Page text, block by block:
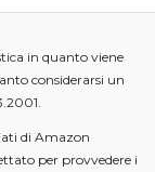
in quanto viene
considerarsi un
di Amazon
per provvedere i